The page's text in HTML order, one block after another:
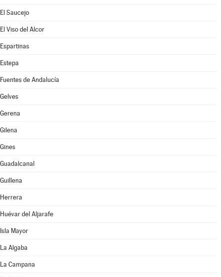
El Saucejo
El Viso del Alcor
Espartinas
Estepa
Fuentes de Andalucía
Gelves
Gerena
Gilena
Gines
Guadalcanal
Guillena
Herrera
Huévar del Aljarafe
Isla Mayor
La Algaba
La Campana